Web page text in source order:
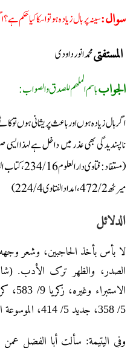
سوال:سینہ پر بال زیادہ ہوتو اسکا کیا حکم
المستفتیمحمد انور داودی
الجوابباسم الملھم للصدق والصواب:
اگر بال زیادہ ہوں اور باعث پریشانی ہوں تو
ناپسندیدگی بھی عذر میں داخل ہے لہذا
میرٹھ 2/ 472، امداد الفتاوی 4/ 224)
الدلائل
لا بأس بأخذ الحاجبین، وشعر
الصدر، والظهر ترک الأدب.
5/ 358، جدید 5/ 414، الموسوعة الفقهیة الکویتیة 18/ 100)
وفي الیتیمة: سألت أبا الفضل